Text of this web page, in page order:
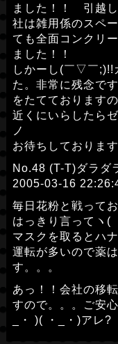
ました！！ 引越
社は雑用係のスペ
ても全面コンクリ
ました！！
しかーし(￣▽￣;)!!
た。非常に残念で
をたてております
近くにいらしたら
ノ
お待ちしておりま
No.48 (T-T)ダラダ
2005-03-16
毎日花粉と戦って
はっきり言ってヽ
マスクを取るとハ
運転が多いので薬
す。。。
あっ！！会社の移
すので。。。ご安
_・ )( ・_・)アレ?